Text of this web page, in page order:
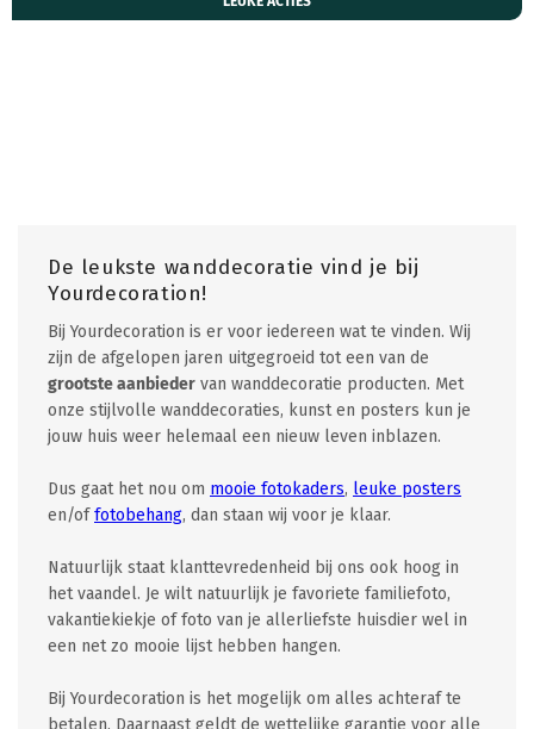
De leukste wanddecoratie vind je bij
Yourdecoration!
Bij Yourdecoration is er voor iedereen wat te vinden. Wij
zijn de afgelopen jaren uitgegroeid tot een van de
grootste aanbieder van wanddecoratie producten. Met
onze stijlvolle wanddecoraties, kunst en posters kun je
jouw huis weer helemaal een nieuw leven inblazen.
Dus gaat het nou om mooie fotokaders, leuke posters
en/offotobehang, dan staan wij voor je klaar.
Natuurlijk staat klanttevredenheid bij ons ook hoog in
het vaandel. Je wilt natuurlijk je favoriete familiefoto,
vakantiekiekje of foto van je allerliefste huisdier wel in
een net zo mooie lijst hebben hangen.
Bij Yourdecoration is het mogelijk om alles achteraf te
betalen. Daarnaast geldt de wettelijke garantie voor alle